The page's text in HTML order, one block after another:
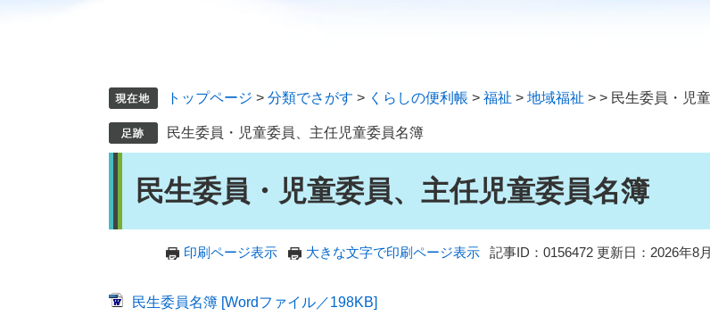
トップページ > 分類でさがす > くらしの便利帳 > 福祉 > 地域福祉 > > 民生委員・児
民生委員・児童委員、主任児童委員名簿
民生委員・児童委員、主任児童委員名簿
印刷ページ表示 大きな文字で印刷ページ表示 記事ID：0156472 更新日：2026年8
民生委員名簿 [Wordファイル／198KB]